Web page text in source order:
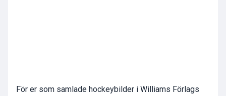
För er som samlade hockeybilder i Williams Förlags